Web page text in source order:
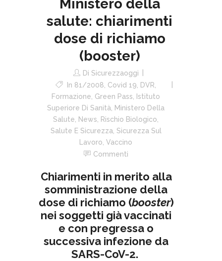
Ministero della
salute: chiarimenti
dose di richiamo
(booster)
Di Sicurezzaoggi
In 81/2008 Covid 19 DVR
Formazione Green Pass
Istituto
Superiore Di Sanità
Ministero Della
Salute
News Rischio Biologico
Salute E Sicurezza Sicurezza Sul
Lavoro Vaccino
Commenti
Chiarimenti in merito alla
somministrazione della
dose di richiamo (booster)
nei soggetti già vaccinati
e con pregressa o
successiva infezione da
SARS-CoV-2.